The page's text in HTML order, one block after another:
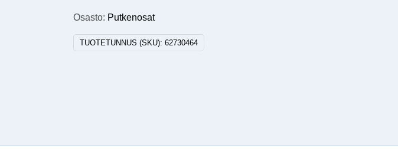
Osasto: Putkenosat
TUOTETUNNUS (SKU):62730464